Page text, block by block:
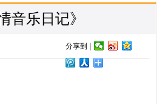
音乐日记》
分享到 |